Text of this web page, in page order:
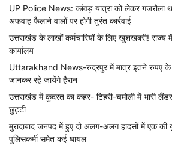
UP Police News: कांवड़ यात्रा को लेकर गजरौला
अफवाह फैलाने वालों पर होगी तुरंत कार्रवाई
उत्तराखंड के लाखों कर्मचारियों के लिए खुशखबरी!
कार्यालय
Uttarakhand News-रुद्रपुर में मात्र इतने रुपए के
जानकर रहे जायेंगे हैरान
उत्तराखंड में कुदरत का कहर- टिहरी-चमोली में भारी
छुट्टी
मुरादाबाद जनपद में हुए दो अलग-अलग हादसों में एक
पुलिसकर्मी समेत कई घायल